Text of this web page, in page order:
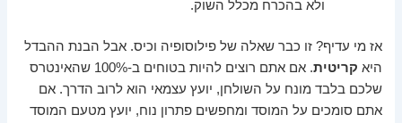
ולא בהכרח מכלל השוק.
אז מי עדיף? זו כבר שאלה של פילוסופיה וכיס. אבל הבנת ההבדל
היא קריטית
. אם אתם רוצים להיות בטוחים ב-100% שהאינטרס
שלכם בלבד מונח על השולחן, יועץ עצמאי הוא לרוב הדרך. אם
אתם סומכים על המוסד ומחפשים פתרון נוח, יועץ מטעם המוסד